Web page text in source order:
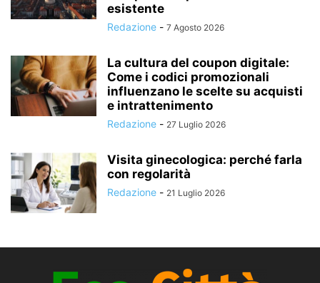
esistente
Redazione - 7 Agosto 2026
La cultura del coupon digitale:
Come i codici promozionali
influenzano le scelte su acquisti
e intrattenimento
Redazione - 27 Luglio 2026
Visita ginecologica: perché farla
con regolarità
Redazione - 21 Luglio 2026